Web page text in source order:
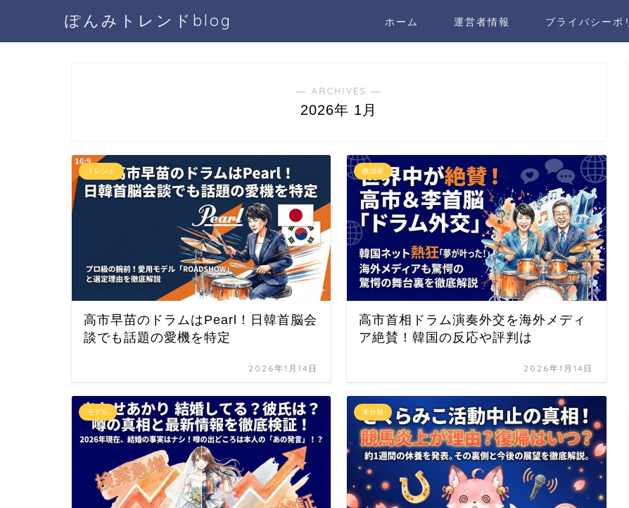
ぽんみトレンドblog ホーム 運営者情報 プライバシーポ
― ARCHIVES ―
2026年 1月
トレンド
高市早苗のドラムはPearl！日韓首脳会
談でも話題の愛機を特定
2026年1月14日
政治家
高市首相ドラム演奏外交を海外メディ
ア絶賛！韓国の反応や評判は
2026年1月14日
モデル 未分類